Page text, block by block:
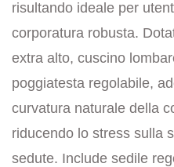
risultando ideale per
corporatura robusta.
extra alto, cuscino
poggiatesta regolabile,
curvatura naturale della
riducendo lo stress sulla
sedute. Include sedile